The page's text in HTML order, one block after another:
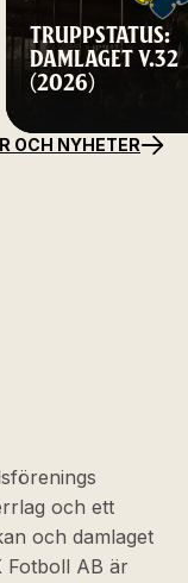
TRUPPSTATUS:
DAMLAGET V.32
(2026)
OCH NYHETER
och ett
och damlaget
Fotboll AB är